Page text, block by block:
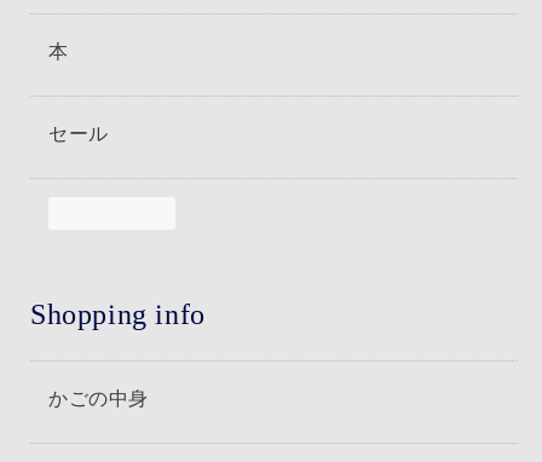
本
セール
Shopping info
かごの中身